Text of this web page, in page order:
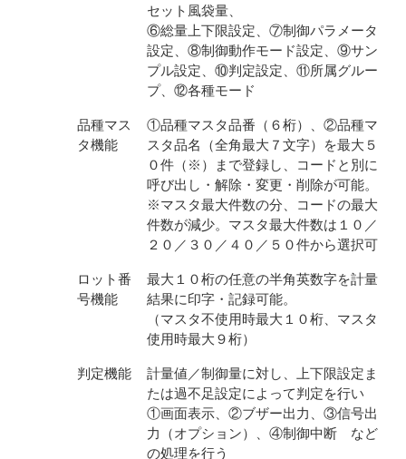
セット風袋量、
⑥総量上下限設定、⑦制御パラメータ
設定、⑧制御動作モード設定、⑨サン
プル設定、⑩判定設定、⑪所属グルー
プ、⑫各種モード
品種マス
タ機能
①品種マスタ品番（６桁）、②品種マ
スタ品名（全角最大７文字）を最大５
０件（※）まで登録し、コードと別に
呼び出し・解除・変更・削除が可能。
※マスタ最大件数の分、コードの最大
件数が減少。マスタ最大件数は１０／
２０／３０／４０／５０件から選択可
ロット番
号機能
最大１０桁の任意の半角英数字を計量
結果に印字・記録可能。
（マスタ不使用時最大１０桁、マスタ
使用時最大９桁）
判定機能
計量値／制御量に対し、上下限設定ま
たは過不足設定によって判定を行い
①画面表示、②ブザー出力、③信号出
力（オプション）、④制御中断 など
の処理を行う